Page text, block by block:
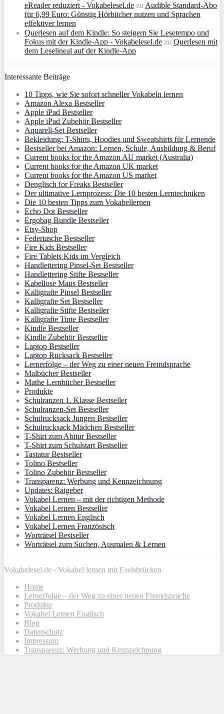
eReader reduziert - Vokabelesel.de zu Audible Standard-Abo
für 6,99 Euro: Günstig Hörbücher nutzen und Sprachen
effektiver lernen
Querlesen auf dem Kindle: So steigern Sie Lesetempo und
Fokus mit der Kindle-App - Vokabelesel.de zu Querlesen mit
dem Leselineal auf der Kindle-App
Interessante Beiträge
10 Tipps, wie Sie sofort schneller Vokabeln lernen
Amazon Alexa Bestseller
Apple iPad Bestseller
Apple iPad Zubehör Bestseller
Aquarell-Set Bestseller
Bekleidung: T-Shirts, Hoodies und Sweatshirts für Lernende
Bestseller bei Amazon: Lernen, Schule, Ausbildung & Beruf
Current books for the Amazon AU market (Australia)
Current books for the Amazon UK market
Current books for the Amazon US market
Denglisch for Freaks Bestseller
Der ultimative Lernprozess: Die 10 besten Lerntechniken
Die 10 besten Tipps zum Vokabellernen
Echo Dot Bestseller
Ergobag Bundle Bestseller
Etsy-Shop
Federtasche Bestseller
Fire Kids Bestseller
Fire Tablets Kids im Vergleich
Handlettering Pinsel-Set Bestseller
Handlettering Stifte Bestseller
Kabellose Maus Bestseller
Kalligrafie Pinsel Bestseller
Kalligrafie Set Bestseller
Kalligrafie Stifte Bestseller
Kalligrafie Tinte Bestseller
Kindle Bestseller
Kindle Zubehör Bestseller
Laptop Bestseller
Laptop Rucksack Bestseller
Lernerfolge – der Weg zu einer neuen Fremdsprache
Malbücher Bestseller
Mathe Lernbücher Bestseller
Produkte
Schulranzen 1. Klasse Bestseller
Schulranzen-Set Bestseller
Schulrucksack Jungen Bestseller
Schulrucksack Mädchen Bestseller
T-Shirt zum Abitur Bestseller
T-Shirt zum Schulstart Bestseller
Tastatur Bestseller
Tolino Bestseller
Tolino Zubehör Bestseller
Transparenz: Werbung und Kennzeichnung
Updates: Ratgeber
Vokabel Lernen – mit der richtigen Methode
Vokabel Lernen Bestseller
Vokabel Lernen Englisch
Vokabel Lernen Französisch
Worträtsel Bestseller
Worträtsel zum Suchen, Ausmalen & Lernen
Vokabelesel.de - Vokabel lernen mit Eselsbrücken
Home
Lernerfolge – der Weg zu einer neuen Fremdsprache
Produkte
Vokabel Lernen Englisch
Blog
Datenschutz
Impressum
Transparenz: Werbung und Kennzeichnung